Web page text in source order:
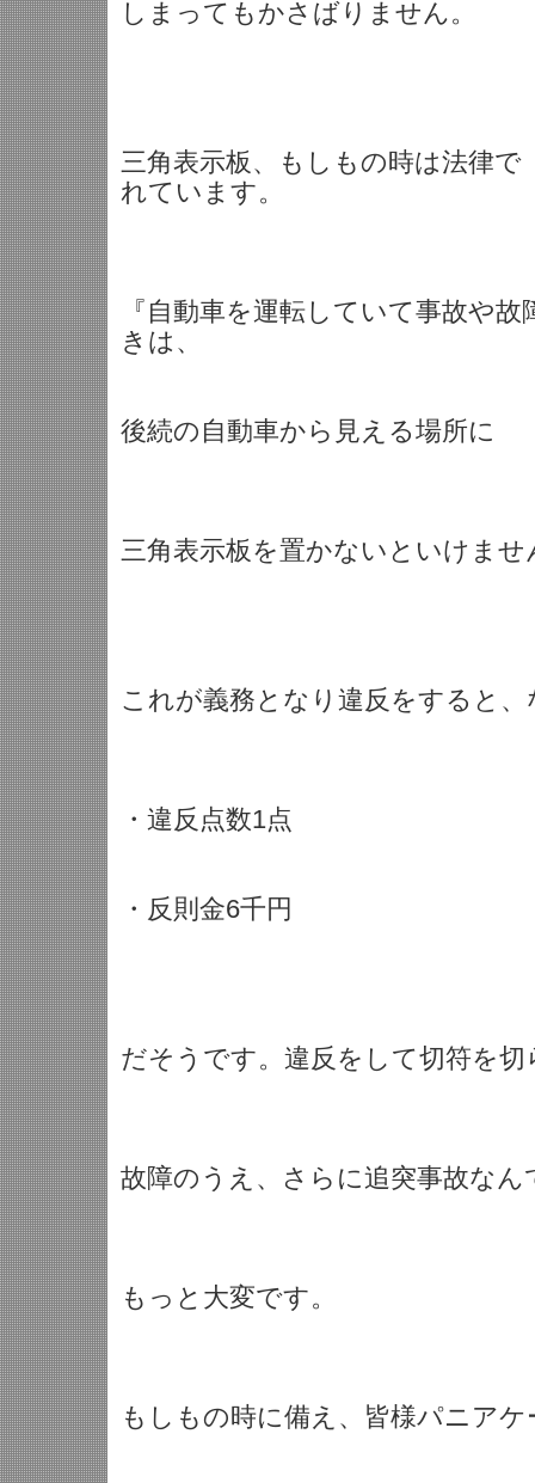
しまってもかさばりません。
三角表示板、もしもの時は法律で
れています。
『自動車を運転していて事故や
きは、
後続の自動車から見える場所に
三角表示板を置かないといけませ
これが義務となり違反をすると、
・違反点数1点
・反則金6千円
だそうです。違反をして切符を
故障のうえ、さらに追突事故な
もっと大変です。
もしもの時に備え、皆様パニア